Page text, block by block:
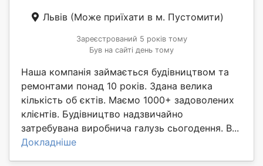
Львів (Може приїхати в м. Пустомити)
Зареєстрований 5 років тому
Був на сайті день тому
Наша компанія займається будівництвом та
ремонтами понад 10 років. Здана велика
кількість об єктів. Маємо 1000+ задоволених
клієнтів. Будівництво надзвичайно
затребувана виробнича галузь сьогодення. В...
Докладніше